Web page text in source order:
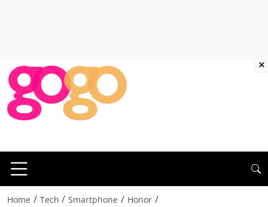
Home / Tech / Smartphone / Honor /
×